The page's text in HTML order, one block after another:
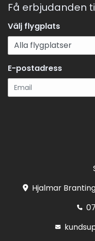
Få erbjudanden
Välj flygplats
E-postadress
Hjalmar